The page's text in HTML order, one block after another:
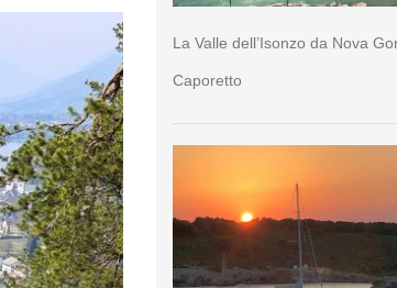
La Valle dell’Isonzo da Nova
Caporetto